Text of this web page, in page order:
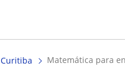
Curitiba matemática para